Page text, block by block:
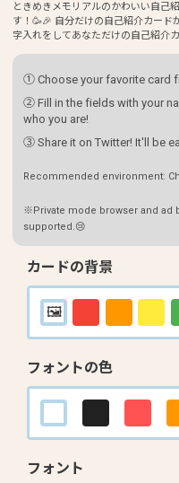
ときめきメモリアルのかわいい自己
す！🥳🎉 自分だけの自己紹介カード
字入れをしてあなただけの自己紹介
① Choose your favorite card
② Fill in the fields with your
who you are!
③ Share it on Twitter! It'll be
Recommended environment:
※Private mode browser and ad
supported.😢
カードの背景
フォントの色
フォント